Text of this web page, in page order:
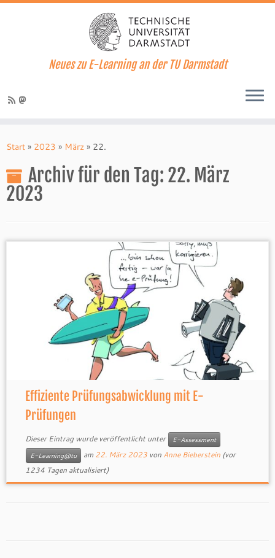
Inhalt
Neues zu E-Learning an der TU Darmstadt
Start » 2023 » März » 22.
Archiv für den Tag: 22. März
2023
Effiziente Prüfungsabwicklung mit E-
Prüfungen
Dieser Eintrag wurde veröffentlicht unter
E-Assessment
E-Learning@tu
am 22. März 2023 von Anne Bieberstein(vor
1234 Tagen aktualisiert)